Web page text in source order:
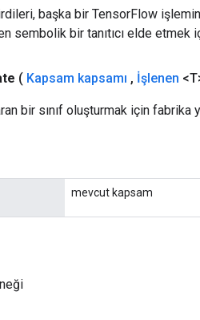
başka bir TensorFlow
sembolik bir tanıtıcı elde etmek
( Kapsam kapsamı , İşlenen
bir sınıf oluşturmak için fabrika
mevcut kapsam